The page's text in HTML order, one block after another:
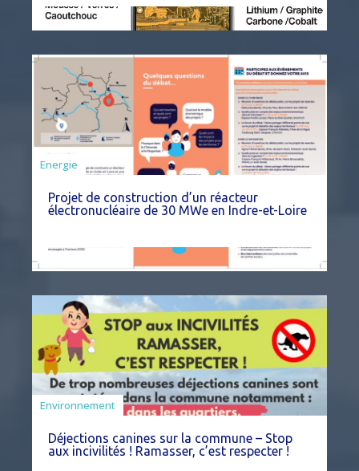
Energie
Projet de construction d’un réacteur
électronucléaire de 30 MWe en Indre-et-Loire
Environnement
Déjections canines sur la commune – Stop
aux incivilités ! Ramasser, c’est respecter !